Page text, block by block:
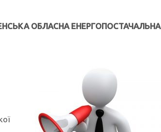
ОБЛАСНА ЕНЕРГОПОСТАЧАЛЬНА